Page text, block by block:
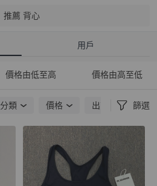
推薦 背心
用戶
價格由低至高 價格由高至低
分類 價格 出貨地點 篩選